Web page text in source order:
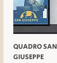
QUADRO SAN
GIUSEPPE